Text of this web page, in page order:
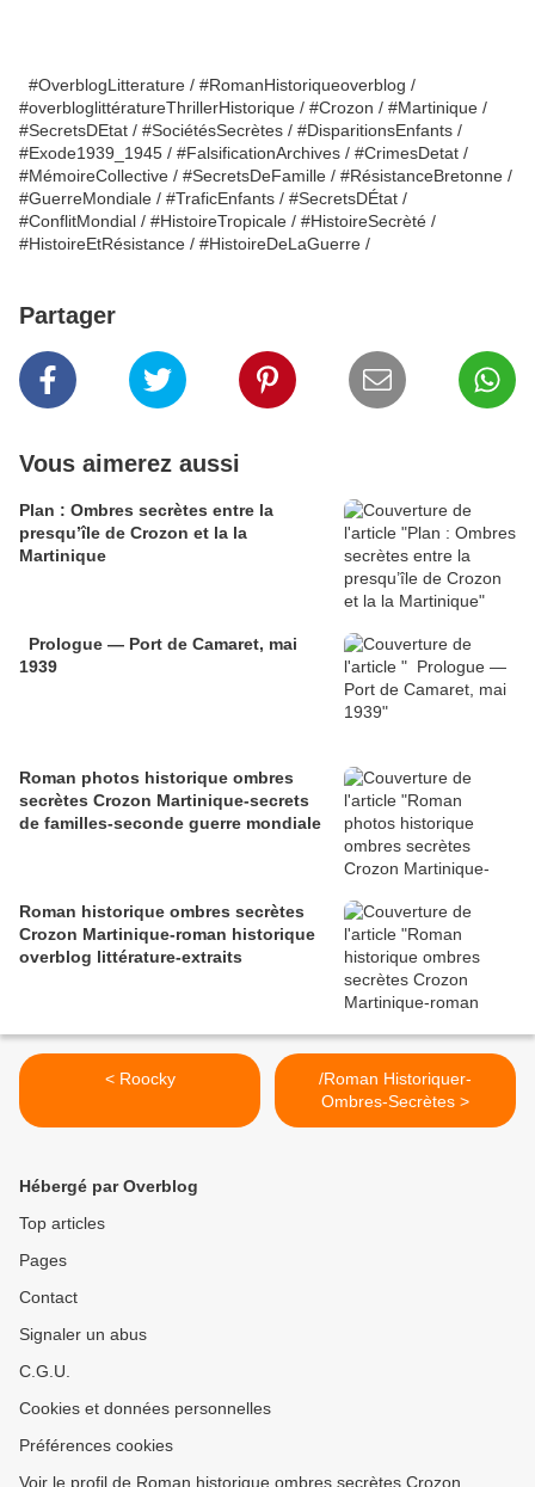
#OverblogLitterature / #RomanHistoriqueoverblog /
#overbloglittératureThrillerHistorique / #Crozon / #Martinique /
#SecretsDEtat / #SociétésSecrètes / #DisparitionsEnfants /
#Exode1939_1945 / #FalsificationArchives / #CrimesDetat /
#MémoireCollective / #SecretsDeFamille / #RésistanceBretonne /
#GuerreMondiale / #TraficEnfants / #SecretsDÉtat /
#ConflitMondial / #HistoireTropicale / #HistoireSecrèté /
#HistoireEtRésistance / #HistoireDeLaGuerre /
Partager
Vous aimerez aussi
Plan : Ombres secrètes entre la
presqu’île de Crozon et la la
Martinique
Prologue — Port de Camaret, mai
1939
Roman photos historique ombres
secrètes Crozon Martinique-secrets
de familles-seconde guerre mondiale
Roman historique ombres secrètes
Crozon Martinique-roman historique
overblog littérature-extraits
< Roocky
/Roman Historiquer-
Ombres-Secrètes >
Hébergé par Overblog
Top articles
Pages
Contact
Signaler un abus
C.G.U.
Cookies et données personnelles
Préférences cookies
Voir le profil de Roman historique ombres secrètes Crozon